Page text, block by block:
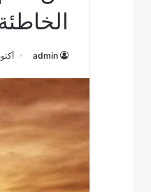
admin أكتوبر 24,